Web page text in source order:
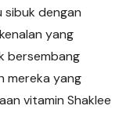
sibuk dengan
yang
bersembang
mereka yang
vitamin Shaklee